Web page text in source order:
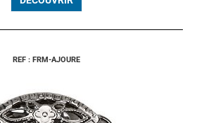
REF : FRM-AJOURE